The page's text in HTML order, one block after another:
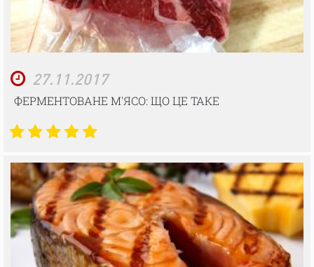
27.11.2017
ФЕРМЕНТОВАНЕ М'ЯСО: ЩО ЦЕ ТАКЕ